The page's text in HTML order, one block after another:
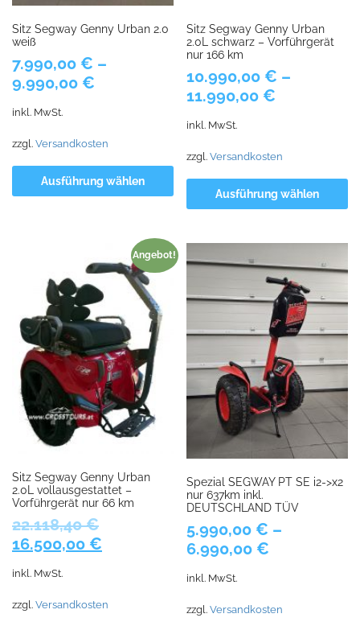
Sitz Segway Genny Urban 2.0
weiß
7.990,00 € –
9.990,00 €
inkl. MwSt.
zzgl. Versandkosten
Ausführung wählen
Sitz Segway Genny Urban
2.0L schwarz – Vorführgerät
nur 166 km
10.990,00 € –
11.990,00 €
inkl. MwSt.
zzgl.Versandkosten
Ausführung wählen
Angebot!
Sitz Segway Genny Urban
2.0L vollausgestattet –
Vorführgerät nur 66 km
22.118,40€
Ursprünglicher
war:
22.118,40 €
16.500,00 €
16.500,00 €.
inkl. MwSt.
zzgl. Versandkosten
Spezial SEGWAY PT SE i2->x2
nur 637km inkl.
DEUTSCHLAND TÜV
5.990,00 € –
6.990,00 €
inkl. MwSt.
zzgl.Versandkosten